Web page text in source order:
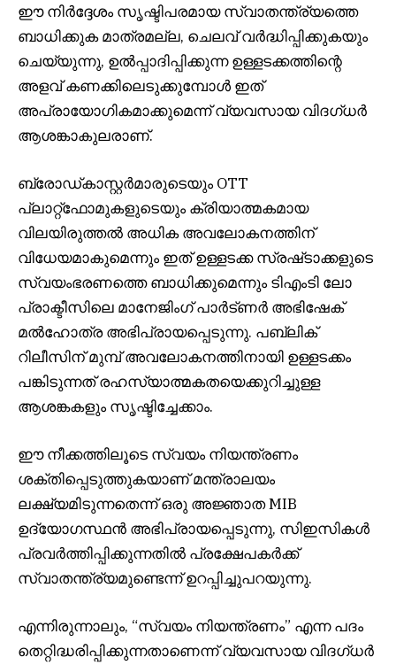
ഈ നിർദ്ദേശം സൃഷ്ടിപരമായ സ്വാതന്ത്ര്യത്തെ
ബാധിക്കുക മാത്രമല്ല, ചെലവ് വർദ്ധിപ്പിക്കുകയും
ചെയ്യുന്നു, ഉൽപ്പാദിപ്പിക്കുന്ന ഉള്ളടക്കത്തിന്റെ
അളവ് കണക്കിലെടുക്കുമ്പോൾ ഇത്
അപ്രായോഗികമാക്കുമെന്ന് വ്യവസായ വിദഗ്ധർ
ആശങ്കാകുലരാണ്.
ബ്രോഡ്‌കാസ്റ്റർമാരുടെയും OTT
പ്ലാറ്റ്‌ഫോമുകളുടെയും ക്രിയാത്മകമായ
വിലയിരുത്തൽ അധിക അവലോകനത്തിന്
വിധേയമാകുമെന്നും ഇത് ഉള്ളടക്ക സ്രഷ്‌ടാക്കളുടെ
സ്വയംഭരണത്തെ ബാധിക്കുമെന്നും ടിഎംടി ലോ
പ്രാക്ടീസിലെ മാനേജിംഗ് പാർട്ണർ അഭിഷേക്
മൽഹോത്ര അഭിപ്രായപ്പെടുന്നു. പബ്ലിക്
റിലീസിന് മുമ്പ് അവലോകനത്തിനായി ഉള്ളടക്കം
പങ്കിടുന്നത് രഹസ്യാത്മകതയെക്കുറിച്ചുള്ള
ആശങ്കകളും സൃഷ്ടിച്ചേക്കാം.
ഈ നീക്കത്തിലൂടെ സ്വയം നിയന്ത്രണം
ശക്തിപ്പെടുത്തുകയാണ് മന്ത്രാലയം
ലക്ഷ്യമിടുന്നതെന്ന് ഒരു അജ്ഞാത MIB
ഉദ്യോഗസ്ഥൻ അഭിപ്രായപ്പെടുന്നു, സിഇസികൾ
പ്രവർത്തിപ്പിക്കുന്നതിൽ പ്രക്ഷേപകർക്ക്
സ്വാതന്ത്ര്യമുണ്ടെന്ന് ഉറപ്പിച്ചുപറയുന്നു.
എന്നിരുന്നാലും, “സ്വയം നിയന്ത്രണം” എന്ന പദം
തെറ്റിദ്ധരിപ്പിക്കുന്നതാണെന്ന് വ്യവസായ വിദഗ്ധർ